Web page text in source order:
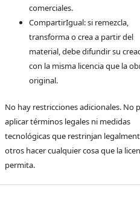
comerciales.
CompartirIgual: si remezcla,
transforma o crea a partir del
material, debe difundir su
con la misma licencia que la
original.
No hay restricciones adicionales. No
aplicar términos legales ni medidas
tecnológicas que restrinjan
otros hacer cualquier cosa que la
permita.